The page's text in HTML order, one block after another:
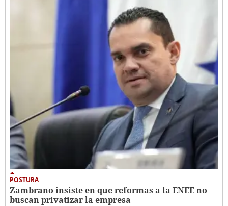
POSTURA
Zambrano insiste en que reformas a la ENEE no
buscan privatizar la empresa